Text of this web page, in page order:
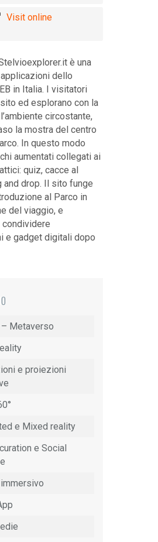
Visit online
è una
dello
in Italia. I visitatori
ed esplorano con la
circostante,
la mostra del centro
In questo modo
aumentati collegati ai
quiz, cacce al
and drop. Il sito funge
al Parco in
del viaggio, e
e gadget digitali dopo
Metaverso
e proiezioni
e Mixed reality
e Social